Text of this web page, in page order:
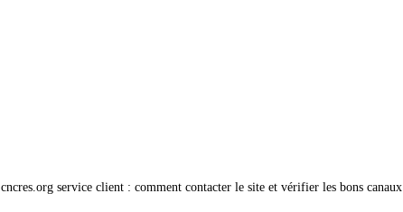
cncres.org service client : comment contacter le site et vérifier les bons canaux